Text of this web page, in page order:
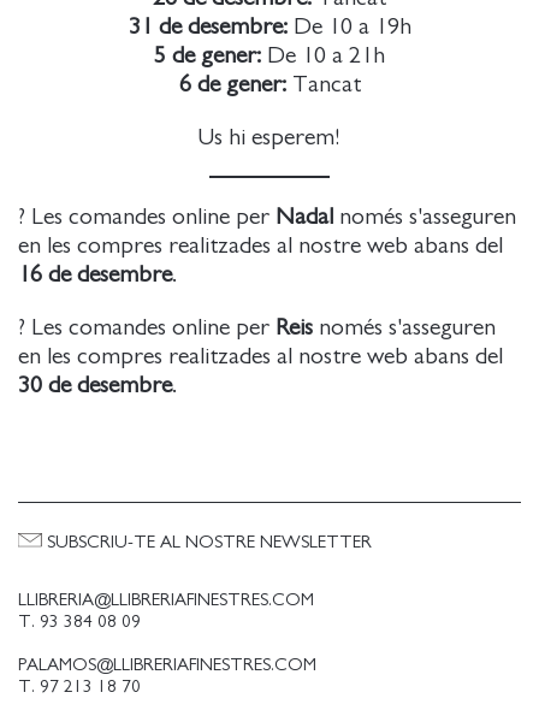
31 de desembre:De 10 a 19h
5 de gener: De 10 a 21h
6 de gener: Tancat
Us hi esperem!
? Les comandes online per Nadal només s'asseguren
en les compres realitzades al nostre web abans del
16 de desembre.
? Les comandes online per Reis només s'asseguren
en les compres realitzades al nostre web abans del
30 de desembre.
LLIBRERIA@LLIBRERIAFINESTRES.COM
T. 93 384 08 09
PALAMOS@LLIBRERIAFINESTRES.COM
T. 97 213 18 70
SUBSCRIU-TE AL NOSTRE NEWSLETTER